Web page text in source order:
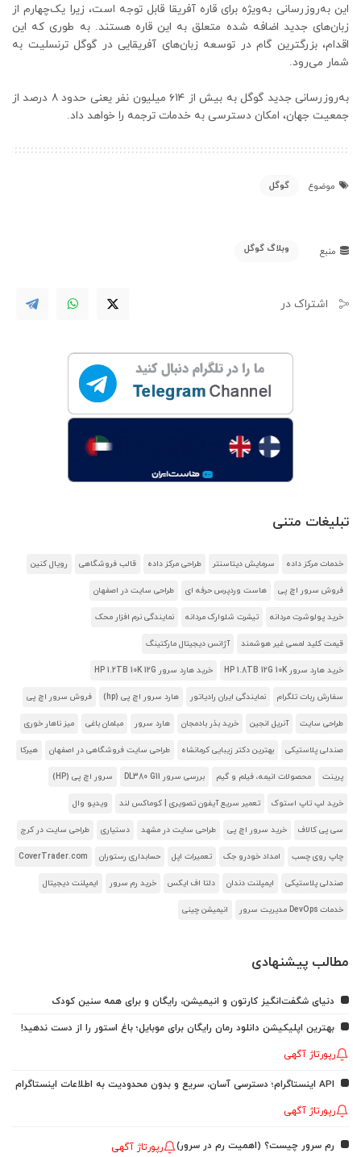
این به‌روزرسانی به‌ویژه برای قاره آفریقا قابل توجه است، زیرا یک‌چهارم از
زبان‌های جدید اضافه شده متعلق به این قاره هستند. به طوری که این
اقدام، بزرگترین گام در توسعه زبان‌های آفریقایی در گوگل ترنسلیت به
شمار می‌رود.
به‌روزرسانی جدید گوگل به بیش از ۶۱۴ میلیون نفر یعنی حدود ۸ درصد از
جمعیت جهان، امکان دسترسی به خدمات ترجمه را خواهد داد.
موضوع گوگل
منبع وبلاگ گوگل
اشتراک در
تبلیغات متنی
خدمات مرکز داده سرمایش دیتاسنتر طراحی مرکز داده قالب فروشگاهی رویال کنین
فروش سرور اچ پی هاست وردپرس حرفه ای طراحی سایت در اصفهان
خرید پولوشرت مردانه تیشرت شلوارک مردانه نمایندگی نرم افزار محک
قیمت کلید لمسی غیر هوشمند آژانس دیجیتال مارکتینگ
خرید هارد سرور HP 1.8TB 12G 10K خرید هارد سرور HP 1.2TB 10K 12G
سفارش ربات تلگرام نمایندگی ایران رادیاتور هارد سرور اچ پی (hp) فروش سرور اچ پی
طراحی سایت آنریل انجین خرید بذر بادمجان هارد سرور مبلمان باغی میز ناهار خوری
صندلی پلاستیکی بهترین دکتر زیبایی کرمانشاه طراحی سایت فروشگاهی در اصفهان هیرکا
پرینت محصولات انیمه، فیلم و گیم بررسی سرور DL380 G11 سرور اچ پی (HP)
خرید لپ تاپ استوک تعمیر سریع آیفون تصویری | کوماکس لند ویدیو وال
سی پی کالاف خرید سرور اچ پی طراحی سایت در مشهد دستیاری طراحی سایت در کرج
چاپ روی چسب امداد خودرو جک تعمیرات اپل حسابداری رستوران CoverTrader.com
صندلی پلاستیکی ایمپلنت دندان دلتا اف ایکس خرید رم سرور ایمپلنت دیجیتال
خدمات DevOps مدیریت سرور انیمیشن چینی
مطالب پیشنهادی
دنیای شگفت‌انگیز کارتون و انیمیشن، رایگان و برای همه سنین کودک
بهترین اپلیکیشن دانلود رمان رایگان برای موبایل؛ باغ استور را از دست ندهید!
رپورتاژ آگهی
API اینستاگرام؛ دسترسی آسان، سریع و بدون محدودیت به اطلاعات اینستاگرام
رپورتاژ آگهی
رم سرور چیست؟ (اهمیت رم در سرور) رپورتاژ آگهی